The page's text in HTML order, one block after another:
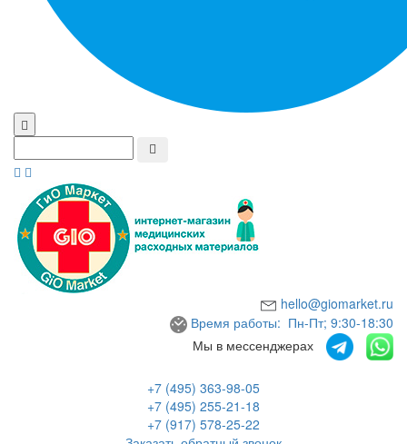
hello@giomarket.ru
Время работы: Пн-Пт; 9:30-18:30
Мы в мессенджерах
+7 (495) 363-98-05
+7 (495) 255-21-18
+7 (917) 578-25-22